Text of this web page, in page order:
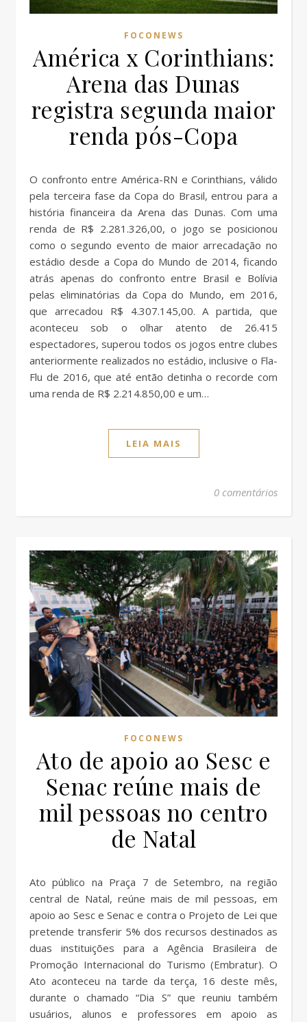
FOCONEWS
América x Corinthians:
Arena das Dunas
registra segunda maior
renda pós-Copa
O confronto entre América-RN e Corinthians, válido
pela terceira fase da Copa do Brasil, entrou para a
história financeira da Arena das Dunas. Com uma
renda de R$ 2.281.326,00, o jogo se posicionou
como o segundo evento de maior arrecadação no
estádio desde a Copa do Mundo de 2014, ficando
atrás apenas do confronto entre Brasil e Bolívia
pelas eliminatórias da Copa do Mundo, em 2016,
que arrecadou R$ 4.307.145,00. A partida, que
aconteceu sob o olhar atento de 26.415
espectadores, superou todos os jogos entre clubes
anteriormente realizados no estádio, inclusive o Fla-
Flu de 2016, que até então detinha o recorde com
uma renda de R$ 2.214.850,00 e um…
LEIA MAIS
0 comentários
FOCONEWS
Ato de apoio ao Sesc e
Senac reúne mais de
mil pessoas no centro
de Natal
Ato público na Praça 7 de Setembro, na região
central de Natal, reúne mais de mil pessoas, em
apoio ao Sesc e Senac e contra o Projeto de Lei que
pretende transferir 5% dos recursos destinados as
duas instituições para a Agência Brasileira de
Promoção Internacional do Turismo (Embratur). O
Ato aconteceu na tarde da terça, 16 deste mês,
durante o chamado “Dia S” que reuniu também
usuários, alunos e professores em apoio as